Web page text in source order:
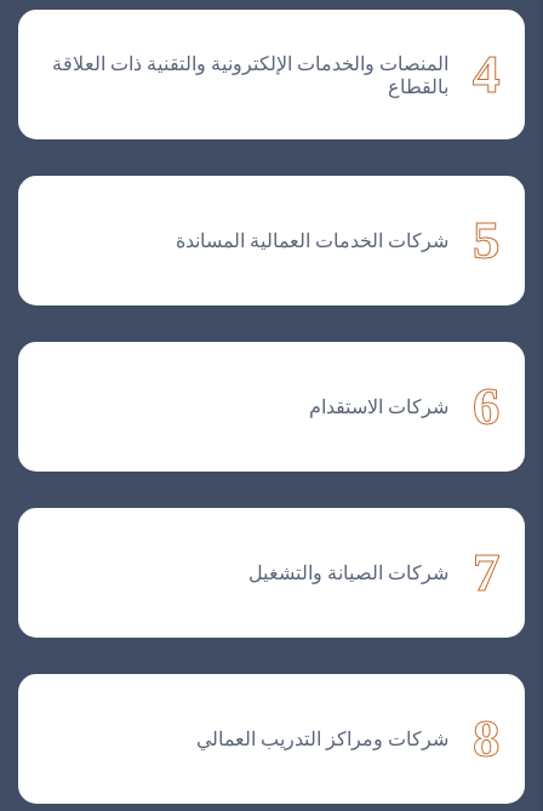
4
المنصات والخدمات الإلكترونية والتقنية ذات العلاقة
بالقطاع
5 شركات الخدمات العمالية المساندة
6 شركات الاستقدام
7 شركات الصيانة والتشغيل
8 شركات ومراكز التدريب العمالي